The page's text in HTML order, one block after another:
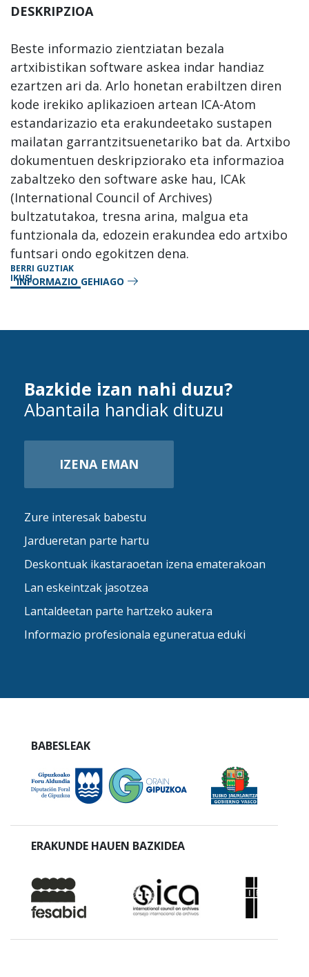
DESKRIPZIOA
Beste informazio zientziatan bezala
artxibistikan software askea indar handiaz
ezartzen ari da. Arlo honetan erabiltzen diren
kode irekiko aplikazioen artean ICA-Atom
estandarizazio eta erakundeetako sustapen
mailatan garrantzitsuenetariko bat da. Artxibo
dokumentuen deskripziorako eta informazioa
zabaltzeko den software aske hau, ICAk
(International Council of Archives)
bultzatutakoa, tresna arina, malgua eta
funtzionala da, edozein erakundea edo artxibo
funtsari ondo egokitzen dena.
INFORMAZIO GEHIAGO
BERRI GUZTIAK
IKUSI
Bazkide izan nahi duzu?
Abantaila handiak dituzu
IZENA EMAN
Zure interesak babestu
Jardueretan parte hartu
Deskontuak ikastaraoetan izena ematerakoan
Lan eskeintzak jasotzea
Lantaldeetan parte hartzeko aukera
Informazio profesionala eguneratua eduki
BABESLEAK
ERAKUNDE HAUEN BAZKIDEA